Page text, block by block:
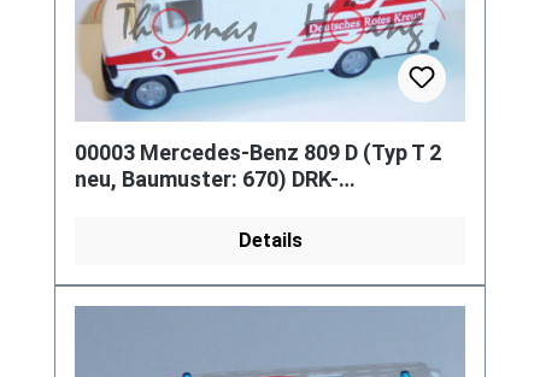
00003 Mercedes-Benz 809 D (Typ T 2
neu, Baumuster: 670) DRK-
Details